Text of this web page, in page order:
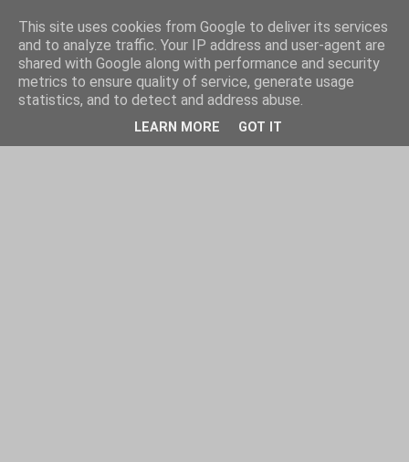
This site uses cookies from Google to deliver its services
and to analyze traffic. Your IP address and user-agent are
shared with Google along with performance and security
metrics to ensure quality of service, generate usage
statistics, and to detect and address abuse.
LEARN MORE GOT IT